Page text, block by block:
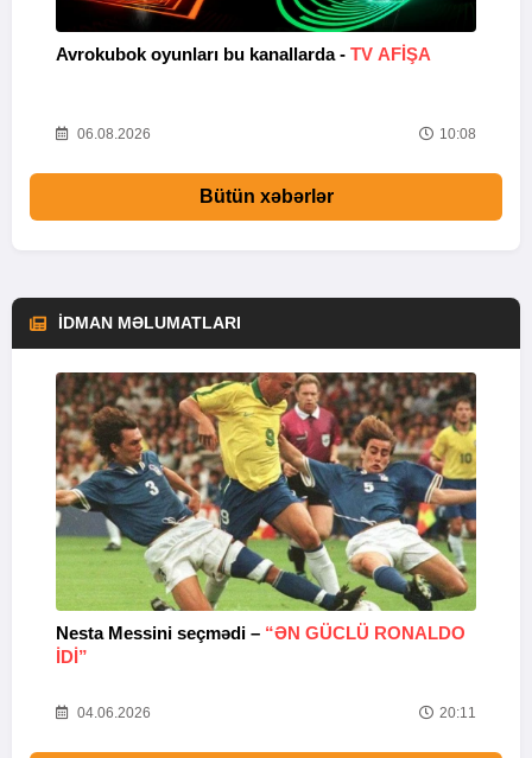
Avrokubok oyunları bu kanallarda - TV AFİŞA
06.08.2026 10:08
Bütün xəbərlər
İDMAN MƏLUMATLARI
Nesta Messini seçmədi – “ƏN GÜCLÜ RONALDO
IDI”
04.06.2026 20:11